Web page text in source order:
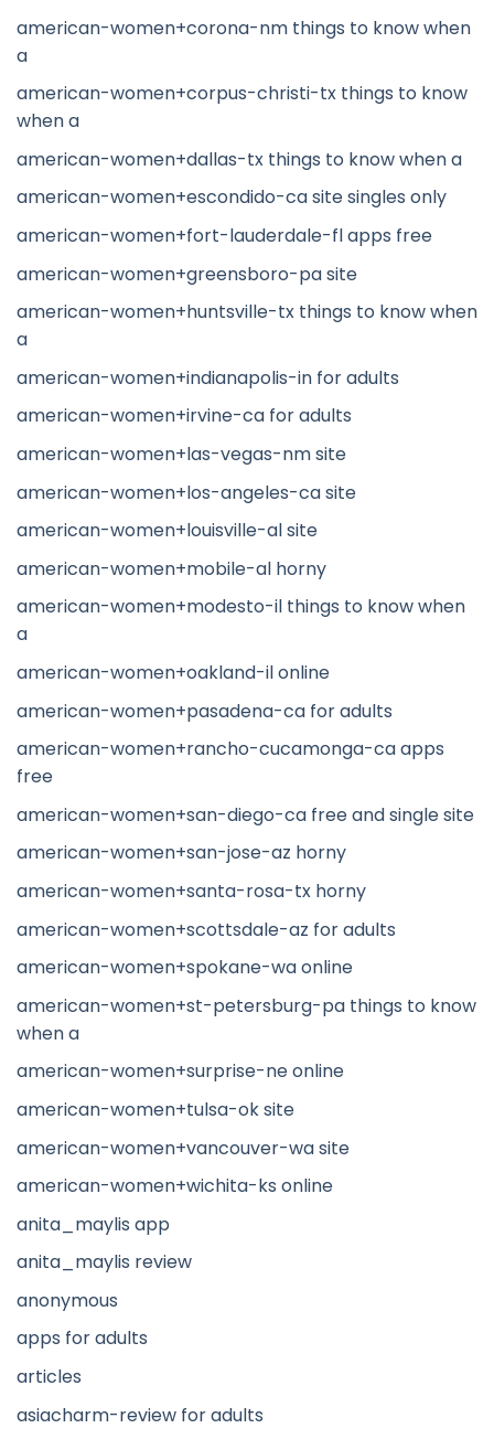
american-women+corona-nm things to know when
a
american-women+corpus-christi-tx things to know
when a
american-women+dallas-tx things to know when a
american-women+escondido-ca site singles only
american-women+fort-lauderdale-fl apps free
american-women+greensboro-pa site
american-women+huntsville-tx things to know when
a
american-women+indianapolis-in for adults
american-women+irvine-ca for adults
american-women+las-vegas-nm site
american-women+los-angeles-ca site
american-women+louisville-al site
american-women+mobile-al horny
american-women+modesto-il things to know when
a
american-women+oakland-il online
american-women+pasadena-ca for adults
american-women+rancho-cucamonga-ca apps
free
american-women+san-diego-ca free and single site
american-women+san-jose-az horny
american-women+santa-rosa-tx horny
american-women+scottsdale-az for adults
american-women+spokane-wa online
american-women+st-petersburg-pa things to know
when a
american-women+surprise-ne online
american-women+tulsa-ok site
american-women+vancouver-wa site
american-women+wichita-ks online
anita_maylis app
anita_maylis review
anonymous
apps for adults
articles
asiacharm-review for adults